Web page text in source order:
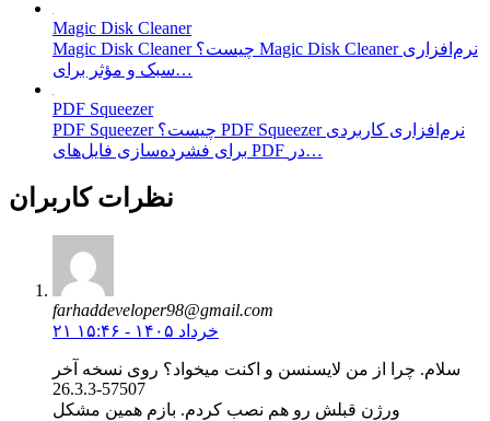
Magic Disk Cleaner
Magic Disk Cleaner چیست؟ Magic Disk Cleaner نرم‌افزاری
سبک و مؤثر برای…
PDF Squeezer
PDF Squeezer چیست؟ PDF Squeezer نرم‌افزاری کاربردی
برای فشرده‌سازی فایل‌های PDF در…
نظرات کاربران
farhaddeveloper98@gmail.com
۲۱ خرداد ۱۴۰۵ - ۱۵:۴۶
سلام. چرا از من لایسنسن و اکنت میخواد؟ روی نسخه آخر
26.3.3-57507
ورژن قبلش رو هم نصب کردم. بازم همین مشکل